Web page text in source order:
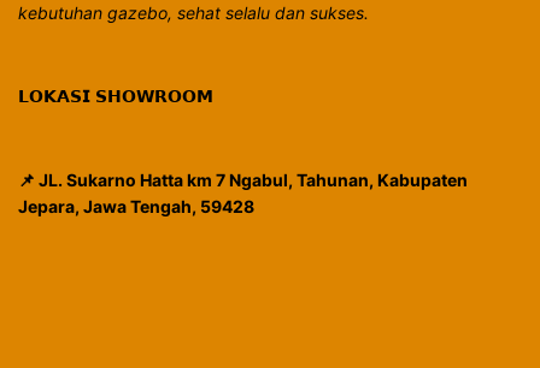
kebutuhan gazebo, sehat selalu dan sukses.
𝗟𝗢𝗞𝗔𝗦𝗜 𝗦𝗛𝗢𝗪𝗥𝗢𝗢𝗠
📌 JL. Sukarno Hatta km 7 Ngabul, Tahunan, Kabupaten
Jepara, Jawa Tengah, 59428